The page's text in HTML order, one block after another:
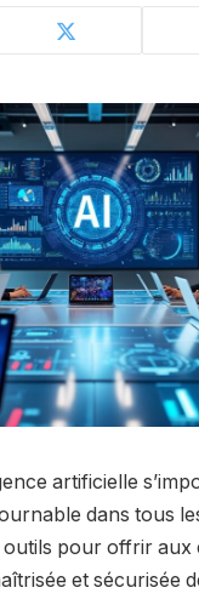
artificielle
dans tous
outils pour offrir aux
et sécurisée